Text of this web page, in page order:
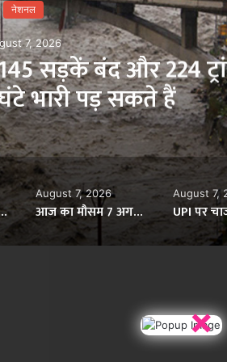
नेशनल
7, 2026
सड़कें बंद और 224
भारी पड़ सकते हैं
निदा खान को पनाह देने का आरोप
August 7, 2026
आज का मौसम 7 अगस्त: यूपी से बंगाल तक भारी बारिश का अलर्ट, कई राज्यों में आंधी-तूफान की चेतावनी
August 7,
×